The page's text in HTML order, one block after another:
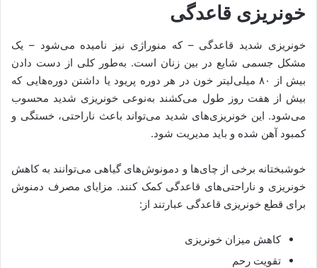
خونریزی قاعدگی
خونریزی شدید قاعدگی – که منوراژی نیز نامیده می‌شود – یک
مشکل جسمی شایع در بین زنان است. به‌‌طور کلی از دست دادن
بیش از ۸۰ میلی‌لیتر خون در هر دوره پریود یا داشتن دوره‌هایی که
بیش از هفت روز طول می‌کشند به‌نوعی خونریزی شدید محسوب
می‌شود. این خونریزی‌‌های شدید می‌تواند باعث ناراحتی، خستگی و
کمبود آهن شده و باید مدیریت شود.
خوشبختانه برخی از چای‌ها و دمونوش‌های گیاهی می‌توانند به کاهش
خونریزی و ناراحتی‌های قاعدگی کمک کنند. مزایای مصرف دمنوش
برای قطع خونریزی قاعدگی عبارتند از:
کاهش میزان خونریزی
تقویت رحم